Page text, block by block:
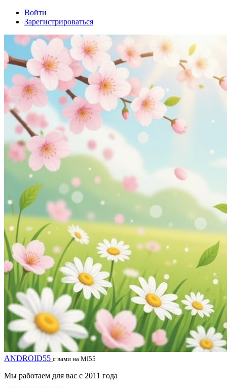
Войти
Зарегистрироваться
ANDROID55 с вами на MI55
Мы работаем для вас с 2011 года